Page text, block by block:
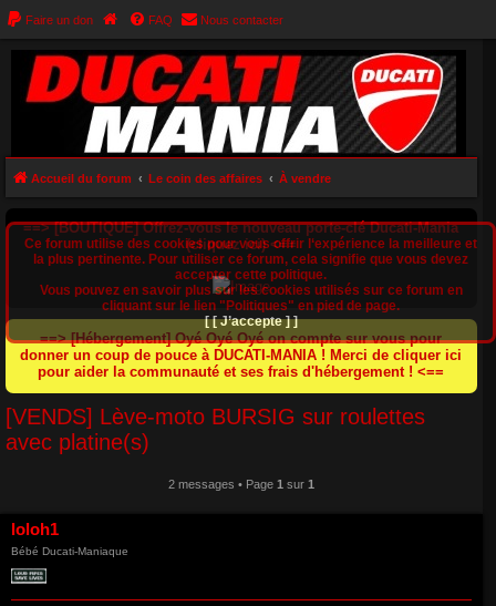
Faire un don FAQ Nous contacter
Accueil du forum Le coin des affaires À vendre
==> [BOUTIQUE] Offrez-vous le nouveau porte-clé Ducati-Mania
(cliquez ici) <==
==> [Hébergement] Oyé Oyé Oyé on compte sur vous pour
donner un coup de pouce à DUCATI-MANIA ! Merci de cliquer ici
pour aider la communauté et ses frais d'hébergement ! <==
[VENDS] Lève-moto BURSIG sur roulettes
avec platine(s)
2 messages • Page 1 sur 1
loloh1
Bébé Ducati-Maniaque
Ce forum utilise des cookies pour vous offrir l‘expérience la meilleure et
la plus pertinente. Pour utiliser ce forum, cela signifie que vous devez
accepter cette politique.
Vous pouvez en savoir plus sur les cookies utilisés sur ce forum en
cliquant sur le lien "Politiques" en pied de page.
[ [ J’accepte ] ]